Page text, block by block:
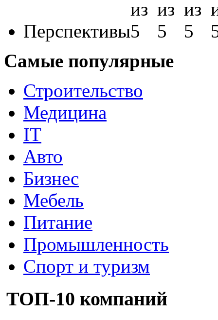
Перспективы
Самые популярные
Строительство
Медицина
IT
Авто
Бизнес
Мебель
Питание
Промышленность
Спорт и туризм
ТОП-10 компаний